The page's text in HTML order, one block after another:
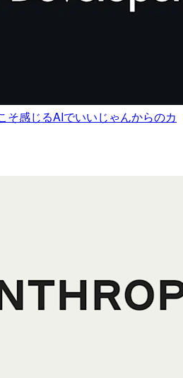
そ感じるAIでいいじゃんからのカ